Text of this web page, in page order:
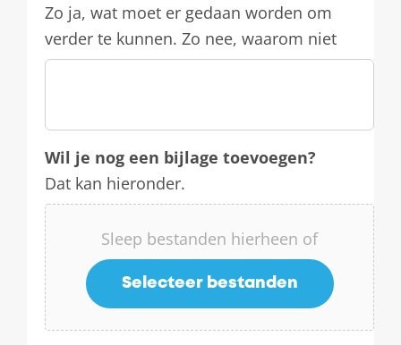
Zo ja, wat moet er gedaan worden om
verder te kunnen. Zo nee, waarom niet
Wil je nog een bijlage toevoegen?
Dat kan hieronder.
Sleep bestanden hierheen of
Selecteer bestanden